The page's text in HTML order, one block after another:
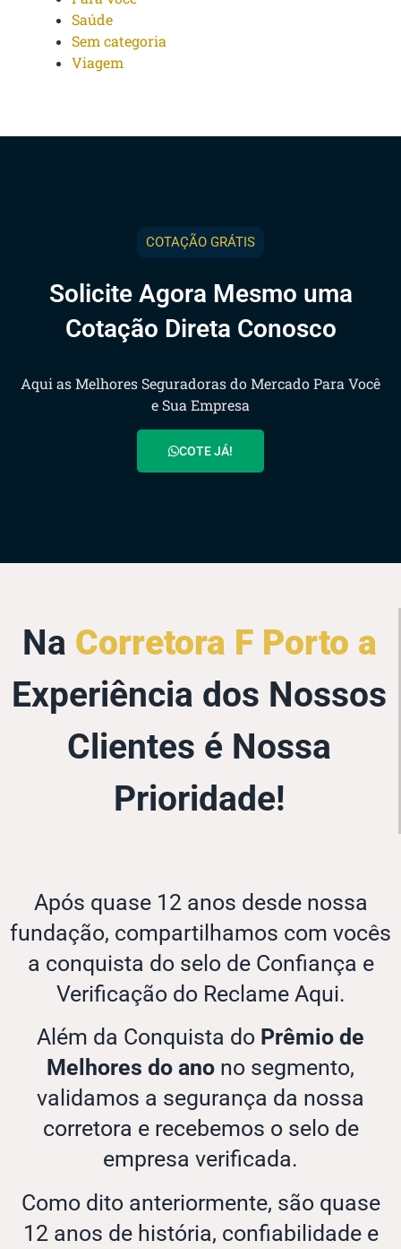
Saúde
Sem categoria
Viagem
COTAÇÃO GRÁTIS
Solicite Agora Mesmo uma
Cotação Direta Conosco
Aqui as Melhores Seguradoras do Mercado Para Você
e Sua Empresa
COTE JÁ!
Na Corretora F Porto a
Experiência dos Nossos
Clientes é Nossa
Prioridade!
Após quase 12 anos desde nossa
fundação, compartilhamos com vocês
a conquista do selo de Confiança e
Verificação do Reclame Aqui.
Além da Conquista do Prêmio de
Melhores do ano no segmento,
validamos a segurança da nossa
corretora e recebemos o selo de
empresa verificada.
Como dito anteriormente, são quase
12 anos de história, confiabilidade e